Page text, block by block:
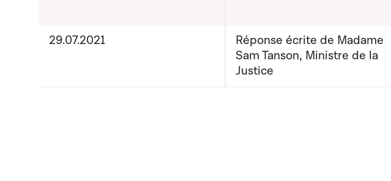
Nouveau(x) destinataire(s) :
Madame Sam Tanson, Ministre
de la Justice
29.07.2021
Réponse écrite de Madame
Sam Tanson, Ministre de la
Justice